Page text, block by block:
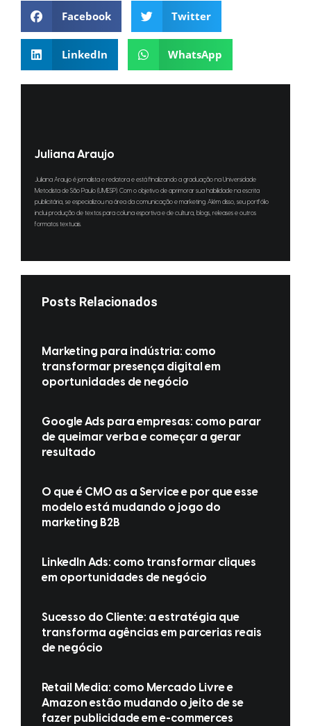
Facebook Twitter
LinkedIn WhatsApp
Juliana Araujo
Juliana Araujo é jornalista e redatora e está finalizando a graduação na Universidade
Metodista de São Paulo (UMESP). Com o objetivo de aprimorar sua habilidade na escrita
publicitária, se especializou na área da comunicação e marketing. Além disso, seu portfólio
inclui produção de textos para coluna esportiva e de cultura, blogs, releases e outros
formatos textuais.
Posts Relacionados
Marketing para indústria: como
transformar presença digital em
oportunidades de negócio
Google Ads para empresas: como parar
de queimar verba e começar a gerar
resultado
O que é CMO as a Service e por que esse
modelo está mudando o jogo do
marketing B2B
LinkedIn Ads: como transformar cliques
em oportunidades de negócio
Sucesso do Cliente: a estratégia que
transforma agências em parcerias reais
de negócio
Retail Media: como Mercado Livre e
Amazon estão mudando o jeito de se
fazer publicidade em e-commerces